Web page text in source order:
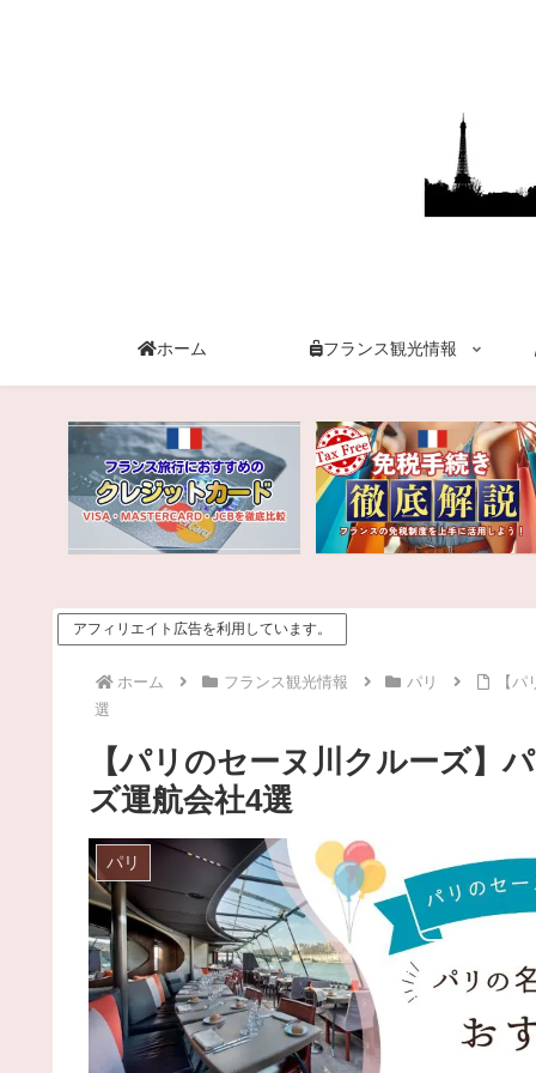
ホーム フランス観光情報
アフィリエイト広告を利用しています。
ホーム フランス観光情報 パリ
【
選
【パリのセーヌ川クルーズ】
ズ運航会社4選
パリ